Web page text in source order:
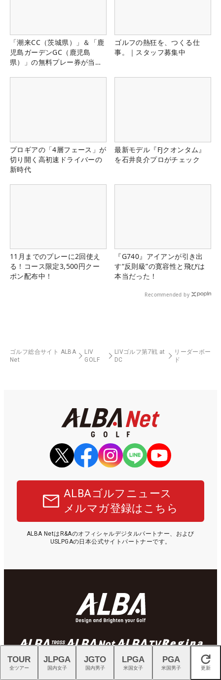
「潮来CC（茨城県）」＆「鹿
児島ガーデンGC（鹿児島
県）」の無料プレー券が当た
ゴルフの熱狂を、つくる仕
事。｜スタッフ募集中
プロギアの「4層フェース」が
切り開く高初速ドライバーの
新時代
最新モデル『FJクオンタム』
を石井良介プロがチェック
11月までのプレーに2回使え
る！コース限定3,500円クー
ポン配布中！
『G740』アイアンが引き出
す“反則級”の寛容性と飛びは
本当だった！
Recommended by
ゴルフ総合サイト ALBA
Net
LIV
GOLF
LIVゴルフ第7戦 at
DC
リーダーボー
ド
ALBAゴルフニュース
メルマガ登録はこちら
ALBA NetはR&Aのオフィシャルデジタルパートナー、および
USLPGAの日本公式サイトパートナーです。
閉じる
TOUR
全ツアー
JLPGA
国内女子
JGTO
国内男子
LPGA
米国女子
PGA
米国男子 更新